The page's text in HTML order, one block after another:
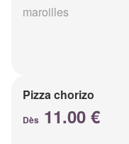
maroilles
Pizza chorizo
Dès 11.00 €